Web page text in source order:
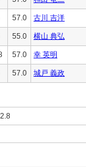
57.0 古川 吉洋
55.0 横山 典弘
57.0 幸 英明
57.0 城戸 義政